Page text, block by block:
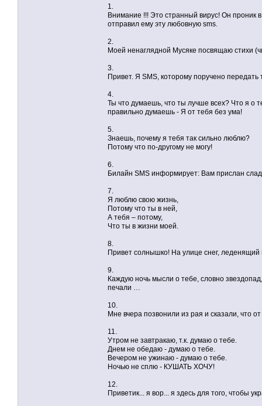
1.
Внимание !!! Это странный вирус! Он проник
отправил ему эту любовную sms.
2.
Моей ненаглядной Мусяке посвящаю стихи
3.
Привет. Я SMS, которому поручено
4.
Ты что думаешь, что ты лучше всех? Что я о
правильно думаешь - Я от тебя без ума!
5.
Знаешь, почему я тебя так сильно люблю?
Потому что по-другому не могу!
6.
Билайн SMS информирует: Вам прислан
7.
Я люблю свою жизнь,
Потому что ты в ней,
А тебя – потому,
Что ты в жизни моей.
8.
Привет солнышко! На улице снег, леденящий
9.
Каждую ночь мысли о тебе, словно
печали …
10.
Мне вчера позвонили из рая и сказали, что
11.
Утром не завтракаю, т.к. думаю о тебе.
Днем не обедаю - думаю о тебе.
Вечером не ужинаю - думаю о тебе.
Ночью не сплю - КУШАТЬ ХОЧУ!
12.
Приветик... я вор... я здесь для того, чтобы